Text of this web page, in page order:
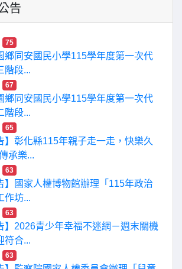
告
75
鄉同安國民小學115學年度第一次代
階段...
67
鄉同安國民小學115學年度第一次代
階段...
65
】彰化縣115年親子走一走，快樂久
承樂...
63
】國家人權博物館辦理「115年政治
作坊...
63
】2026青少年幸福不迷網－週末關機
符合...
63